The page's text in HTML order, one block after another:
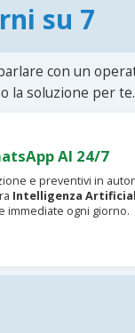
su 7
con un
la soluzione per te.
AI 24/7
e preventivi in
Intelligenza
immediate ogni giorno.